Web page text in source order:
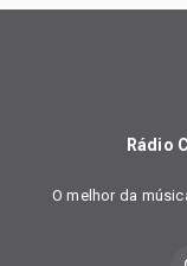
Rádio
O melhor da